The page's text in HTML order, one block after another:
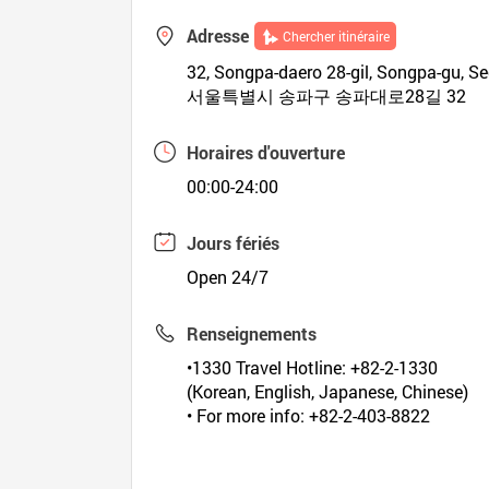
Adresse Chercher itinéraire
32, Songpa-daero 28-gil, Songpa-gu,
서울특별시 송파구 송파대로28길 32
Horaires d'ouverture
00:00-24:00
Jours fériés
Open 24/7
Renseignements
•1330 Travel Hotline: +82-2-1330
(Korean, English, Japanese, Chinese)
• For more info: +82-2-403-8822